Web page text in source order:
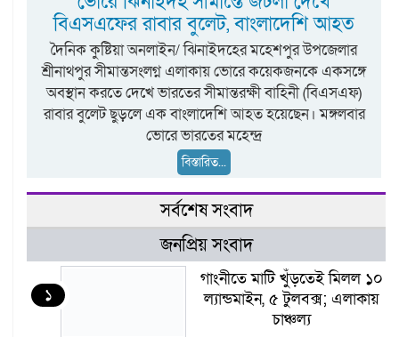
বিএসএফের রাবার বুলেট, বাংলাদেশি আহত
দৈনিক কুষ্টিয়া অনলাইন/ ঝিনাইদহের মহেশপুর উপজেলার
শ্রীনাথপুর সীমান্তসংলগ্ন এলাকায় ভোরে কয়েকজনকে একসঙ্গে
অবস্থান করতে দেখে ভারতের সীমান্তরক্ষী বাহিনী (বিএসএফ)
রাবার বুলেট ছুড়লে এক বাংলাদেশি আহত হয়েছেন। মঙ্গলবার
ভোরে ভারতের মহেন্দ্র
বিস্তারিত...
সর্বশেষ সংবাদ
জনপ্রিয় সংবাদ
১
গাংনীতে মাটি খুঁড়তেই মিলল ১০
ল্যান্ডমাইন, ৫ টুলবক্স; এলাকায়
চাঞ্চল্য